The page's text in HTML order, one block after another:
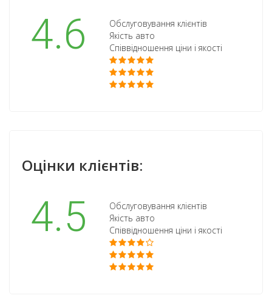
4.6
Обслуговування клієнтів
Якість авто
Співвідношення ціни і якості
Оцінки клієнтів:
4.5
Обслуговування клієнтів
Якість авто
Співвідношення ціни і якості